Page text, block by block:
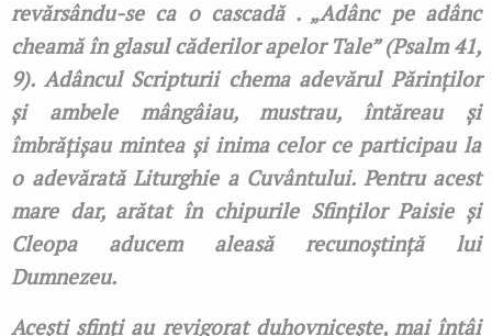
revărsându-se ca o cascadă . „Adânc pe adânc
cheamă în glasul căderilor apelor Tale” (Psalm 41,
9). Adâncul Scripturii chema adevărul Părinţilor
şi ambele mângâiau, mustrau, întăreau și
îmbrățișau mintea și inima celor ce participau la
o adevărată Liturghie a Cuvântului. Pentru acest
mare dar, arătat în chipurile Sfinţilor Paisie şi
Cleopa aducem aleasă recunoştinţă lui
Dumnezeu.
Acești sfinți au revigorat duhovnicește, mai întâi